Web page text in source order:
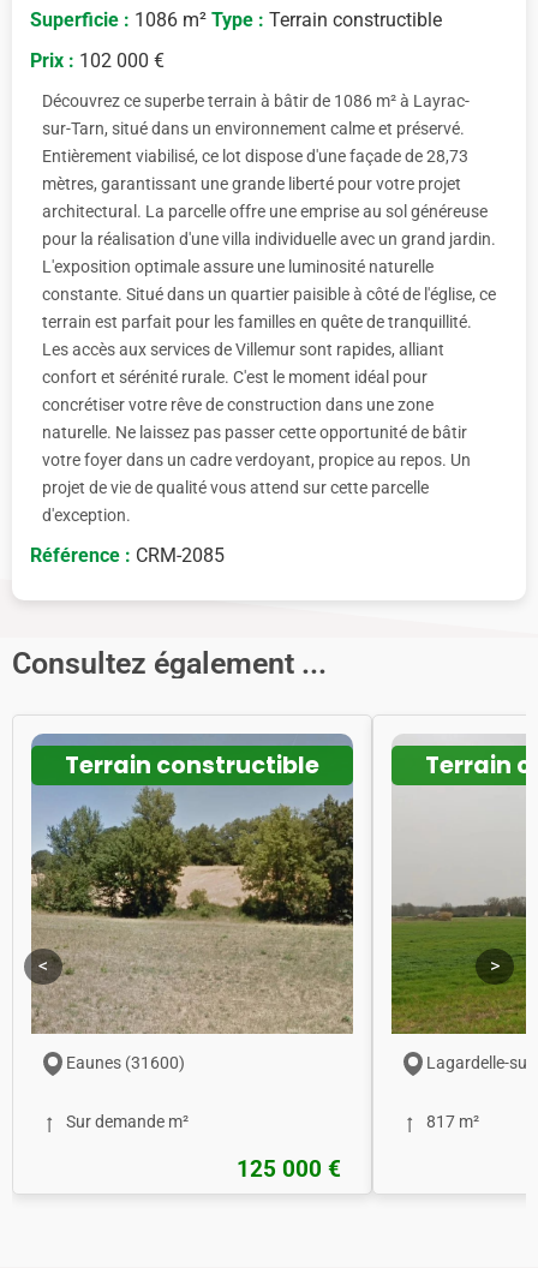
Superficie : 1086 m² Type : Terrain constructible
Prix : 102 000 €
Découvrez ce superbe terrain à bâtir de 1086 m² à Layrac-
sur-Tarn, situé dans un environnement calme et préservé.
Entièrement viabilisé, ce lot dispose d'une façade de 28,73
mètres, garantissant une grande liberté pour votre projet
architectural. La parcelle offre une emprise au sol généreuse
pour la réalisation d'une villa individuelle avec un grand jardin.
L'exposition optimale assure une luminosité naturelle
constante. Situé dans un quartier paisible à côté de l'église, ce
terrain est parfait pour les familles en quête de tranquillité.
Les accès aux services de Villemur sont rapides, alliant
confort et sérénité rurale. C'est le moment idéal pour
concrétiser votre rêve de construction dans une zone
naturelle. Ne laissez pas passer cette opportunité de bâtir
votre foyer dans un cadre verdoyant, propice au repos. Un
projet de vie de qualité vous attend sur cette parcelle
d'exception.
Référence : CRM-2085
Consultez également ...
<
Terrain constructible
Eaunes (31600)
Sur demande m²
125 000 €
Terrain
Lagardelle-
817 m²
>